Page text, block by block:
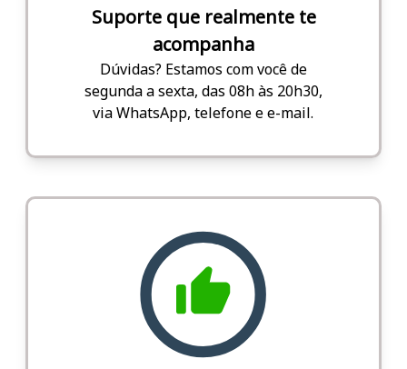
Suporte que realmente te
acompanha
Dúvidas? Estamos com você de
segunda a sexta, das 08h às 20h30,
via WhatsApp, telefone e e-mail.